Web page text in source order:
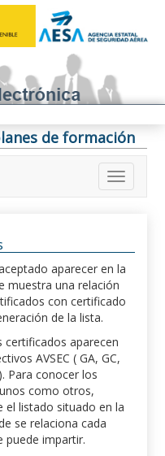
de formación
aparecer en la
muestra una relación
con certificado
de la lista.
certificados aparecen
AVSEC ( GA, GC,
Para conocer los
como otros,
el listado situado en la
se relaciona cada
puede impartir.